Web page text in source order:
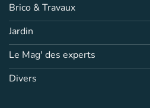
Brico & Travaux
Jardin
Le Mag' des experts
Divers